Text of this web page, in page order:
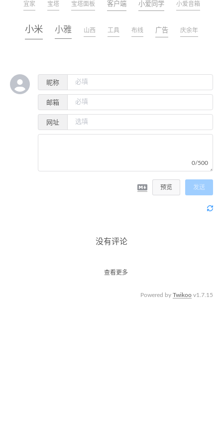
宜家 宝塔 宝塔面板 客户端 小爱同学 小爱音箱
小米 小雅 山西 工具 布线 广告 庆余年
昵称
邮箱
网址
0/500
预览 发送
没有评论
查看更多
Powered by Twikoo v1.7.15